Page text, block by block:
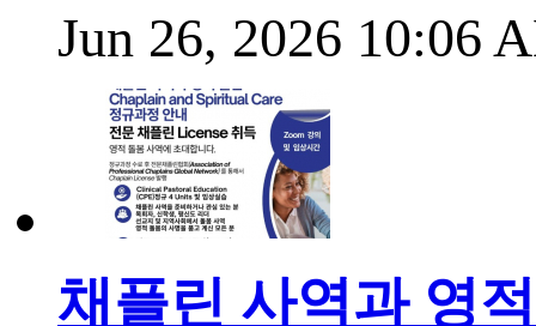
Jun 26, 2026 10:06
채플린 사역과 영